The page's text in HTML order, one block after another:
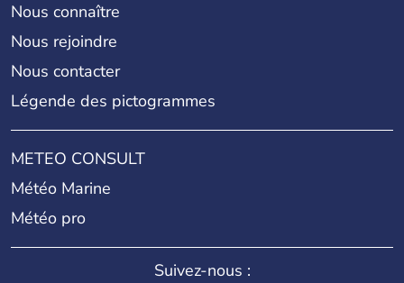
Nous connaître
Nous rejoindre
Nous contacter
Légende des pictogrammes
METEO CONSULT
Météo Marine
Météo pro
Suivez-nous :